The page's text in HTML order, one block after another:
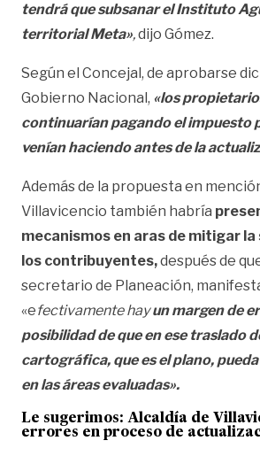
tendrá que subsanar el Instituto
territorial Meta»,dijo Gómez.
Según el Concejal, de aprobarse
Gobierno Nacional, «los
continuarían pagando el impuesto
venían haciendo antes de la
Además de la propuesta en
Villavicencio también habría
mecanismos en aras de mitigar
los contribuyentes,después de
secretario de Planeación,
«efectivamente hayun margen de
posibilidad de que en ese traslado
cartográfica, que es el plano,
en las áreas evaluadas».
Le sugerimos: Alcaldía de
errores en proceso de